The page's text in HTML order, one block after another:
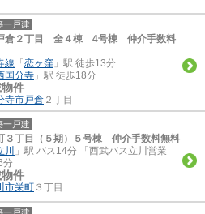
一戸建
倉２丁目 全４棟 4号棟 仲介手数料
線 「 恋ヶ窪 」駅 徒歩13分
国分寺 」駅 徒歩18分
件
寺市戸倉 ２丁目
一戸建
３丁目（５期）５号棟 仲介手数料無料
川
」駅 バス14分 「西武バス立川営業
分
件
市栄町 ３丁目